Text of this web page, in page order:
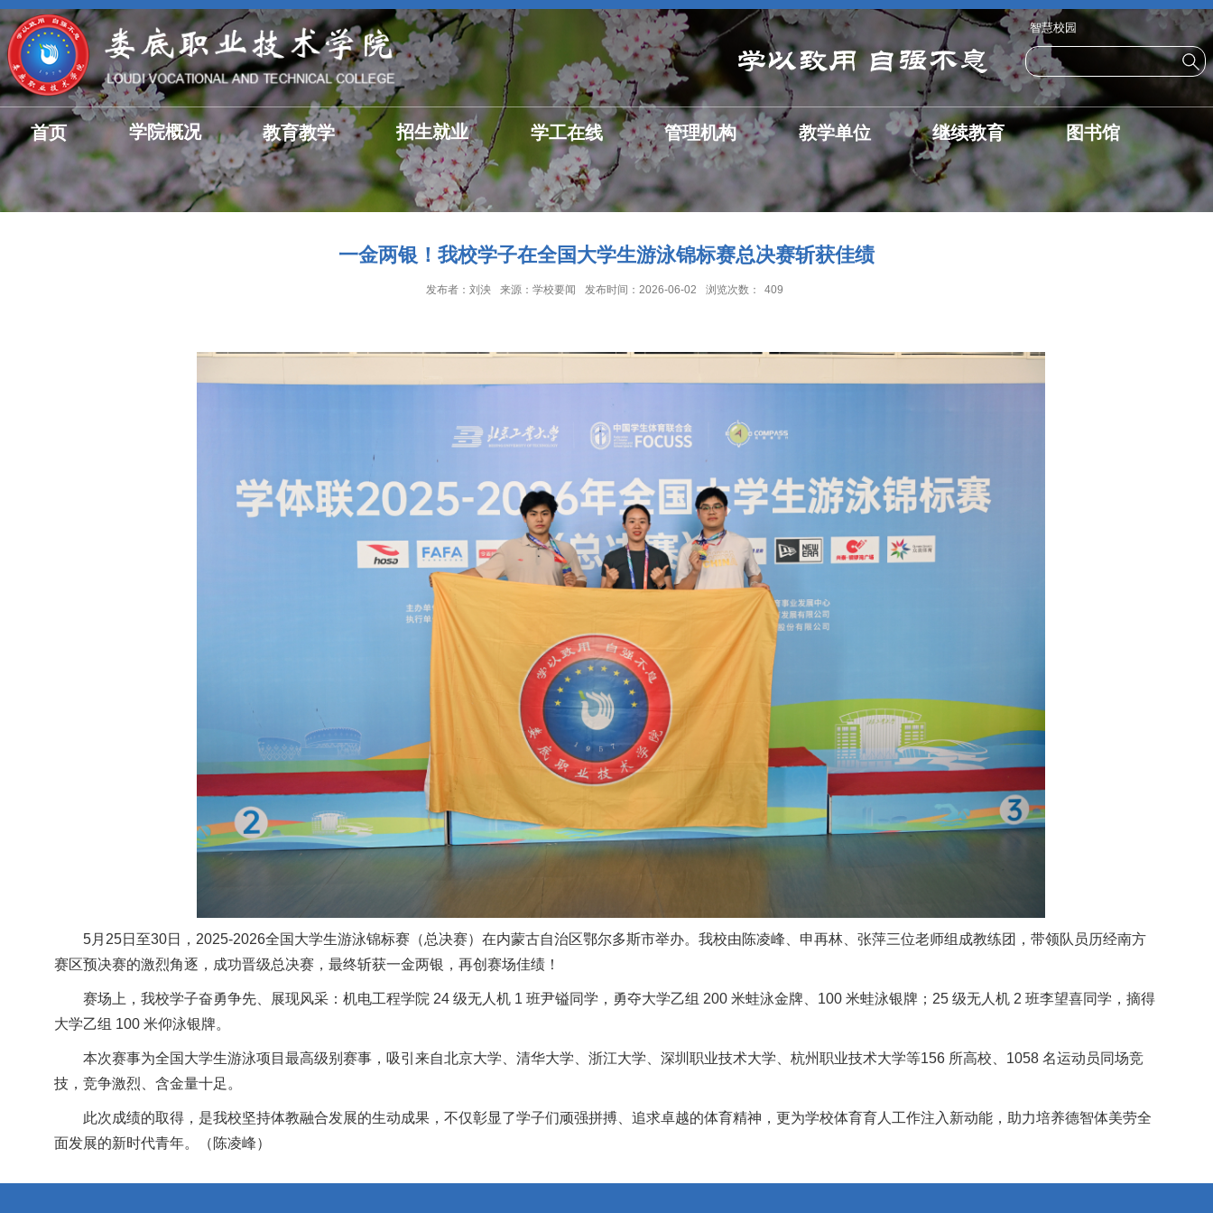
智慧校园
首页 学院概况 教育教学 招生就业 学工在线 管理机构 教学单位 继续教育 图书馆
一金两银！我校学子在全国大学生游泳锦标赛总决赛斩获佳绩
发布者：刘泱 来源：学校要闻 发布时间：2026-06-02 浏览次数： 409
5月25日至30日，2025-2026全国大学生游泳锦标赛（总决赛）在内蒙古自治区鄂尔多斯市举办。我校由陈凌峰、申再林、张萍三位老师组成教练团，带领队员历经南方
赛区预决赛的激烈角逐，成功晋级总决赛，最终斩获一金两银，再创赛场佳绩！
赛场上，我校学子奋勇争先、展现风采：机电工程学院 24 级无人机 1 班尹镒同学，勇夺大学乙组 200 米蛙泳金牌、100 米蛙泳银牌；25 级无人机 2 班李望喜同学，摘得
大学乙组 100 米仰泳银牌。
本次赛事为全国大学生游泳项目最高级别赛事，吸引来自北京大学、清华大学、浙江大学、深圳职业技术大学、杭州职业技术大学等156 所高校、1058 名运动员同场竞
技，竞争激烈、含金量十足。
此次成绩的取得，是我校坚持体教融合发展的生动成果，不仅彰显了学子们顽强拼搏、追求卓越的体育精神，更为学校体育育人工作注入新动能，助力培养德智体美劳全
面发展的新时代青年。（陈凌峰）